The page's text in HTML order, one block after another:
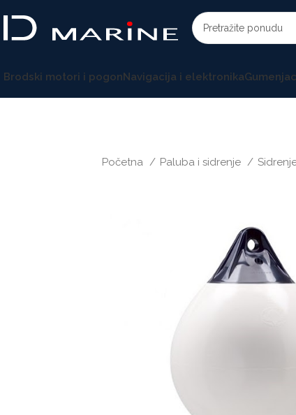
Brodski motori i pogonNavigacija i elektronika
Početna Paluba i sidrenje